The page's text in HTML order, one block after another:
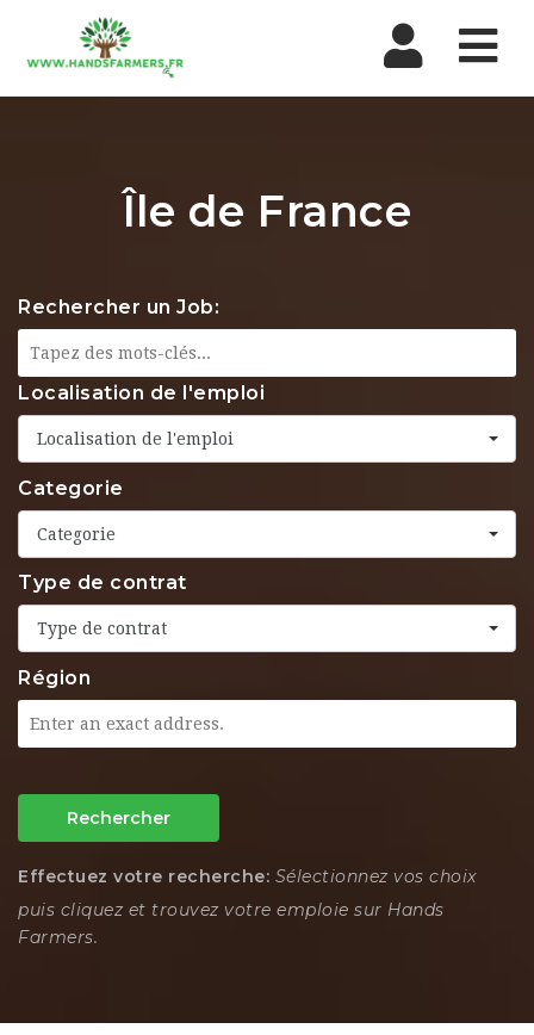
Île de France
Rechercher un Job:
Localisation de l'emploi
Localisation de l'emploi
Categorie
Categorie
Type de contrat
Type de contrat
Région
Rechercher
Effectuez votre recherche: Sélectionnez vos choix
puis cliquez et trouvez votre emploie sur Hands
Farmers.